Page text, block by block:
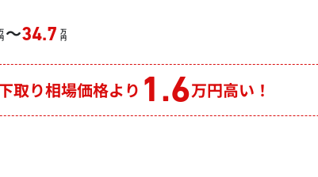
～34.7 万
円
取り相場価格より 1.6万円高い！